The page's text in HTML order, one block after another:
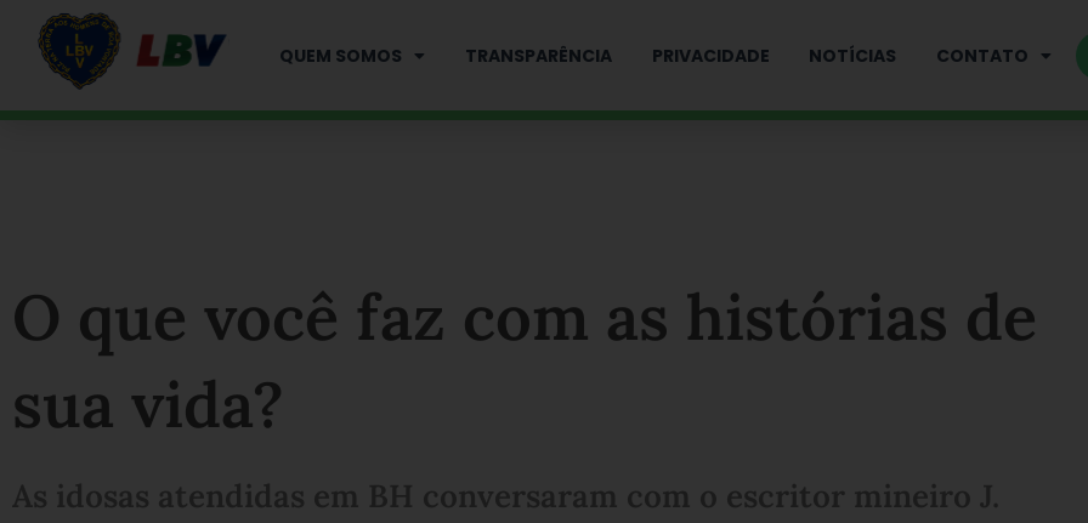
QUEM SOMOS TRANSPARÊNCIA PRIVACIDADE NOTÍCIAS CONTATO
O que você faz com as histórias de
sua vida?
As idosas atendidas em BH conversaram com o escritor mineiro J.